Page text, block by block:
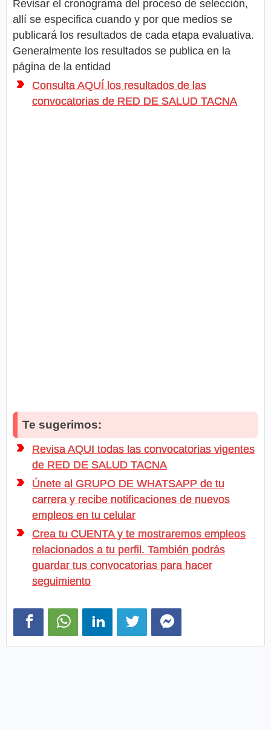
Revisar el cronograma del proceso de selección,
allí se especifica cuando y por que medios se
publicará los resultados de cada etapa evaluativa.
Generalmente los resultados se publica en la
página de la entidad
Consulta AQUÍ los resultados de las
convocatorias de RED DE SALUD TACNA
Te sugerimos:
Revisa AQUI todas las convocatorias vigentes
de RED DE SALUD TACNA
Únete al GRUPO DE WHATSAPP de tu
carrera y recibe notificaciones de nuevos
empleos en tu celular
Crea tu CUENTA y te mostraremos empleos
relacionados a tu perfil. También podrás
guardar tus convocatorias para hacer
seguimiento